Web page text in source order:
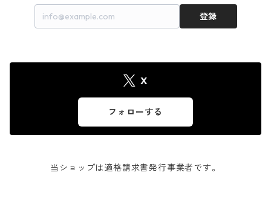
登録
X
フォローする
当ショップは適格請求書発行事業者です。